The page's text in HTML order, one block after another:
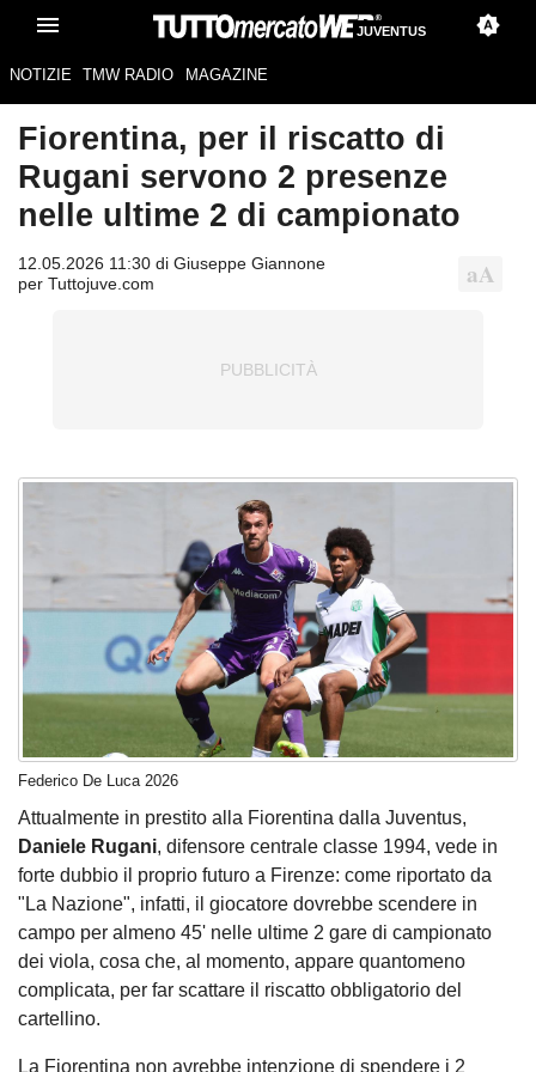
JUVENTUS
NOTIZIE TMW RADIO MAGAZINE
Fiorentina, per il riscatto di
Rugani servono 2 presenze
nelle ultime 2 di campionato
12.05.2026 11:30 di Giuseppe Giannone
per Tuttojuve.com
Federico De Luca 2026
Attualmente in prestito alla Fiorentina dalla Juventus,
Daniele Rugani, difensore centrale classe 1994, vede in
forte dubbio il proprio futuro a Firenze: come riportato da
"La Nazione", infatti, il giocatore dovrebbe scendere in
campo per almeno 45' nelle ultime 2 gare di campionato
dei viola, cosa che, al momento, appare quantomeno
complicata, per far scattare il riscatto obbligatorio del
cartellino.
La Fiorentina non avrebbe intenzione di spendere i 2